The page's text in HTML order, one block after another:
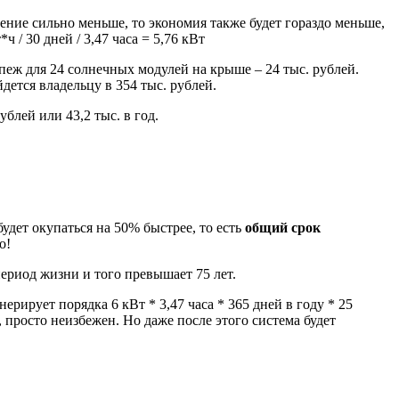
сильно меньше, то экономия также будет гораздо меньше,
/ 30 дней / 3,47 часа = 5,76 кВт
для 24 солнечных модулей на крыше – 24 тыс. рублей.
владельцу в 354 тыс. рублей.
или 43,2 тыс. в год.
окупаться на 50% быстрее, то есть общий срок
жизни и того превышает 75 лет.
порядка 6 кВт * 3,47 часа * 365 дней в году * 25
неизбежен. Но даже после этого система будет